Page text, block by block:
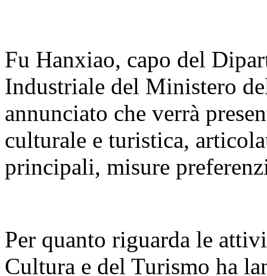
Fu Hanxiao, capo del
Industriale del Ministero
annunciato che verrà
culturale e turistica,
principali, misure
Per quanto riguarda le
Cultura e del Turismo ha